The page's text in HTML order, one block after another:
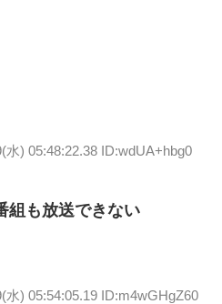
水) 05:48:22.38 ID:wdUA+hbg0
組も放送できない
水) 05:54:05.19 ID:m4wGHgZ60